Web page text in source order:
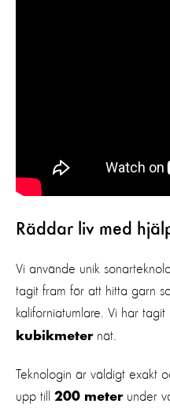
Räddar liv med
Vi använde unik
tagit fram för att hitta garn
kaliforniatumlare. Vi har
kubikmeternät.
Teknologin är väldigt exakt
upp till 200 meterunder